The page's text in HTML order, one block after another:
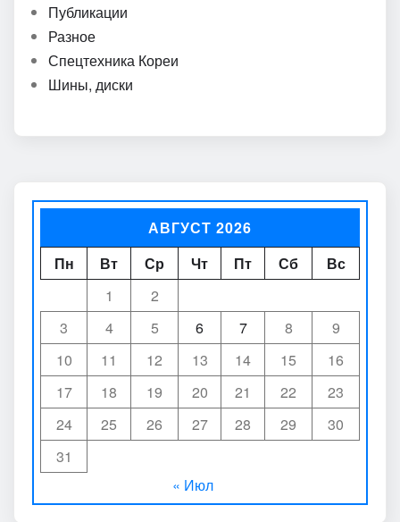
Публикации
Разное
Спецтехника Кореи
Шины, диски
АВГУСТ 2026
Пн
Вт Ср Чт Пт Сб
Вс
1
2
3
4 5 6 7 8
9
10
11 12 13 14 15
16
17
18 19 20 21 22
23
24
25 26 27 28 29
30
31
« Июл